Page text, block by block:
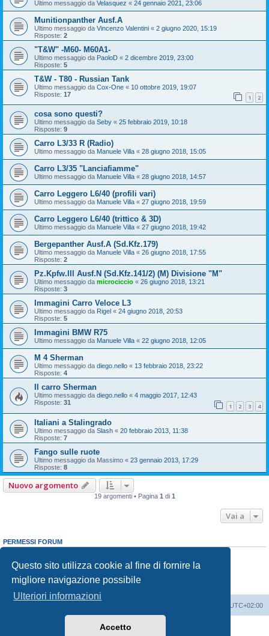
Questo sito utilizza cookie al fine di fornire la
migliore navigazione possibile
Ulteriori informazioni
Accetto
Ultimo messaggio da Velasquez « 24 gennaio 2021, 23:06
Munitionpanther Ausf.A
Ultimo messaggio da Vincenzo Valentini « 2 giugno 2020, 15:19
Risposte: 2
"T&W" -M60- M60A1-
Ultimo messaggio da PaoloD « 2 dicembre 2019, 23:00
Risposte: 5
T&W - T80 - Russian Tank
Ultimo messaggio da Cox-One « 10 ottobre 2019, 19:07
Risposte: 17 1 2
cosa sono questi?
Ultimo messaggio da Seby « 25 febbraio 2019, 10:18
Risposte: 9
Carro L3/33 R (Radio)
Ultimo messaggio da Manuele Villa « 28 giugno 2018, 15:05
Carro L3/35 "Lanciafiamme"
Ultimo messaggio da Manuele Villa « 28 giugno 2018, 14:57
Carro Leggero L6/40 (profili vari)
Ultimo messaggio da Manuele Villa « 27 giugno 2018, 19:59
Carro Leggero L6/40 (trittico & 3D)
Ultimo messaggio da Manuele Villa « 27 giugno 2018, 19:42
Bergepanther Ausf.A (Sd.Kfz.179)
Ultimo messaggio da Manuele Villa « 26 giugno 2018, 17:55
Risposte: 2
Pz.Kpfw.lll Ausf.N (Sd.Kfz.141/2) (M) Divisione "M"
Ultimo messaggio da microciccio « 26 giugno 2018, 13:21
Risposte: 3
Immagini Carro Veloce L3
Ultimo messaggio da Rigel « 24 giugno 2018, 20:53
Risposte: 5
Immagini BMW R75
Ultimo messaggio da Manuele Villa « 22 giugno 2018, 12:05
M 4 Sherman
Ultimo messaggio da diego.nello « 13 febbraio 2018, 23:22
Risposte: 4
Il carro Sherman
Ultimo messaggio da diego.nello « 4 maggio 2017, 12:43
Risposte: 31 1 2 3 4
Italiani a Stalingrado
Ultimo messaggio da Slash « 20 febbraio 2013, 11:38
Risposte: 7
Fango sulle ruote
Ultimo messaggio da Massimo « 23 gennaio 2013, 17:29
Risposte: 8
Nuovo argomento
19 argomenti • Pagina 1 di 1
Vai a
PERMESSI FORUM
Non puoi
rispondere negli argomenti
Non puoimodificare i tuoi messaggi
Non puoicancellare i tuoi messaggi
Non puoi
inviare allegati
UTC+02:00
phpBB® Forum Software © phpBB Limited